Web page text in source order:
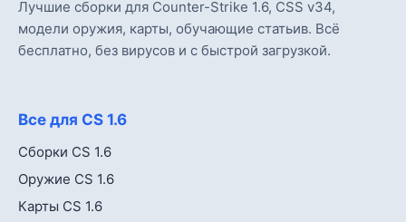
Лучшие сборки для Counter-Strike 1.6, CSS v34,
модели оружия, карты, обучающие статьив. Всё
бесплатно, без вирусов и с быстрой загрузкой.
Все для CS 1.6
Сборки CS 1.6
Оружие CS 1.6
Карты CS 1.6